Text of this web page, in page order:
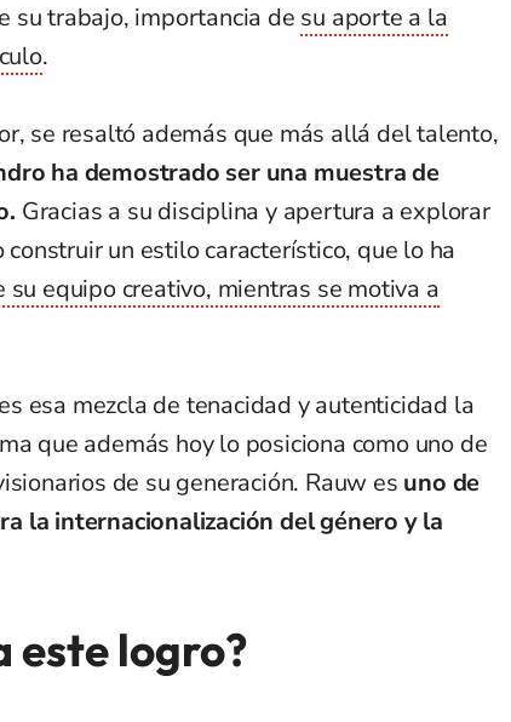
su trabajo, importancia de su aporte a la
.
se resaltó además que más allá del talento,
ha demostrado ser una muestra de
Gracias a su disciplina y apertura a explorar
un estilo característico, que lo ha
su equipo creativo, mientras se motiva a
esa mezcla de tenacidad y autenticidad la
que además hoy lo posiciona como uno de
de su generación. Rauw es uno de
la internacionalización del género y la
este logro?